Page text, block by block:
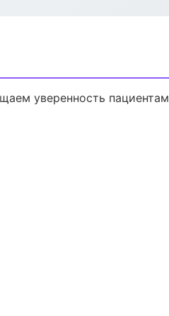
уверенность